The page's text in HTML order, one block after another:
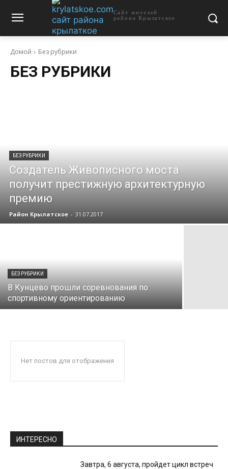
Сайт жителей
района Крылатское
Домой Без рубрики
БЕЗ РУБРИКИ
БЕЗ РУБРИКИ
Создатель Живописного моста
получит престижную архитектурную
премию
Район Крылатское - 31.07.2017
БЕЗ РУБРИКИ
В Кунцево прошли соревнования по
спортивному ориентированию
Нет постов для отображения
ИНТЕРЕСНО
Завтра, 6 августа, пройдет цикл встреч